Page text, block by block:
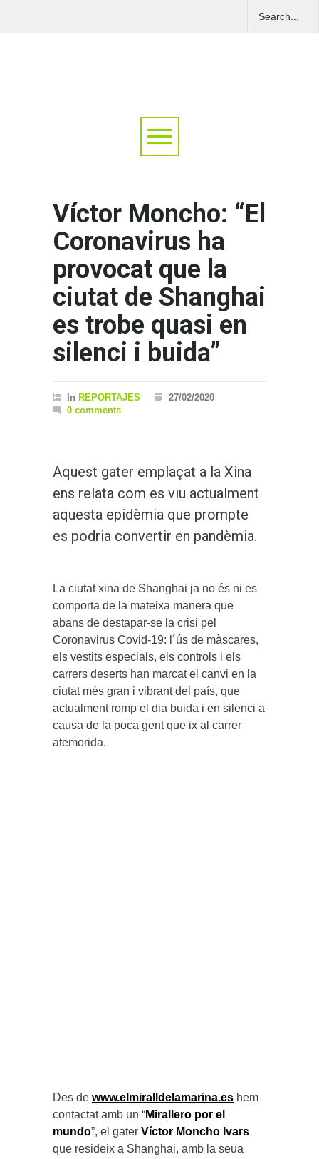
Víctor Moncho: “El
Coronavirus ha
provocat que la
ciutat de Shanghai
es trobe quasi en
silenci i buida”
In REPORTAJES
27/02/2020
0 comments
Aquest gater emplaçat a la Xina
ens relata com es viu actualment
aquesta epidèmia que prompte
es podria convertir en pandèmia.
La ciutat xina de Shanghai ja no és ni es
comporta de la mateixa manera que
abans de destapar-se la crisi pel
Coronavirus Covid-19: l´ús de màscares,
els vestits especials, els controls i els
carrers deserts han marcat el canvi en la
ciutat més gran i vibrant del país, que
actualment romp el dia buida i en silenci a
causa de la poca gent que ix al carrer
atemorida.
Des de www.elmiralldelamarina.es hem
contactat amb un “Mirallero por el
mundo”, el gater Víctor Moncho Ivars
que resideix a Shanghai, amb la seua